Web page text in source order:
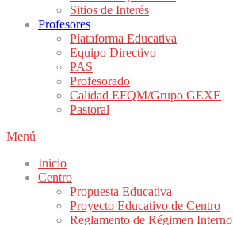
Sitios de Interés
Profesores
Plataforma Educativa
Equipo Directivo
PAS
Profesorado
Calidad EFQM/Grupo GEXE
Pastoral
Menú
Inicio
Centro
Propuesta Educativa
Proyecto Educativo de Centro
Reglamento de Régimen Interno